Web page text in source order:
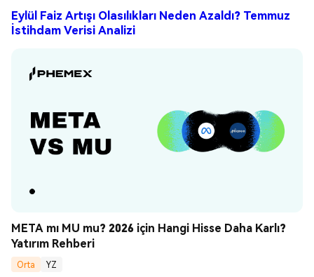
Eylül Faiz Artışı Olasılıkları Neden Azaldı? Temmuz
İstihdam Verisi Analizi
META mı MU mu? 2026 için Hangi Hisse Daha Karlı?
Yatırım Rehberi
Orta
YZ